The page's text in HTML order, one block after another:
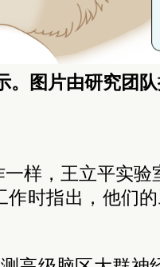
。图片由研究团
样，王立平实
作时指出，他们